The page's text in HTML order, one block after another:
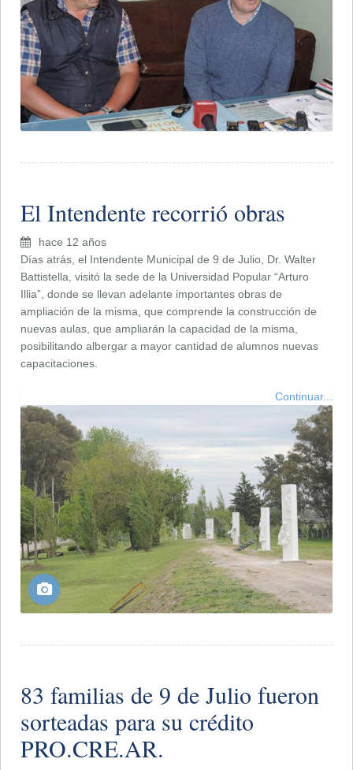
El Intendente recorrió obras
hace 12 años
Días atrás, el Intendente Municipal de 9 de Julio, Dr. Walter
Battistella, visitó la sede de la Universidad Popular “Arturo
Illia”, donde se llevan adelante importantes obras de
ampliación de la misma, que comprende la construcción de
nuevas aulas, que ampliarán la capacidad de la misma,
posibilitando albergar a mayor cantidad de alumnos nuevas
capacitaciones.
Continuar...
83 familias de 9 de Julio fueron
sorteadas para su crédito
PRO.CRE.AR.